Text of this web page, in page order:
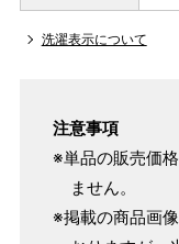
洗濯表示について
注意事項
※単品の販売価
ません。
※掲載の商品画